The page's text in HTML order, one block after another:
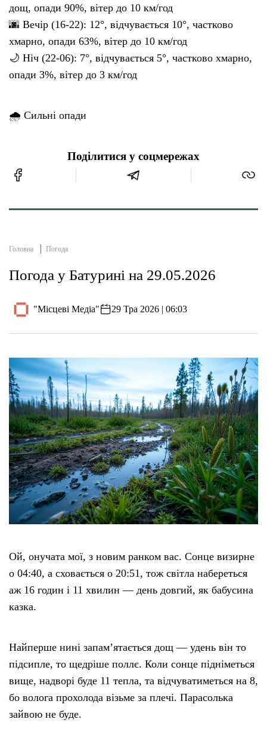
дощ, опади 90%, вітер до 10 км/год
🌆 Вечір (16-22): 12°, відчувається 10°, частково
хмарно, опади 63%, вітер до 10 км/год
🌙 Ніч (22-06): 7°, відчувається 5°, частково хмарно,
опади 3%, вітер до 3 км/год
🌧 Сильні опади
Поділитися у соцмережах
Головна Погода
Погода у Батурині на 29.05.2026
"Місцеві Медіа" 29 Тра 2026 | 06:03
Ой, онучата мої, з новим ранком вас. Сонце визирне
о 04:40, а сховається о 20:51, тож світла набереться
аж 16 годин і 11 хвилин — день довгий, як бабусина
казка.
Найперше нині запам’ятається дощ — удень він то
підсипле, то щедріше поллє. Коли сонце підніметься
вище, надворі буде 11 тепла, та відчуватиметься на 8,
бо волога прохолода візьме за плечі. Парасолька
зайвою не буде.